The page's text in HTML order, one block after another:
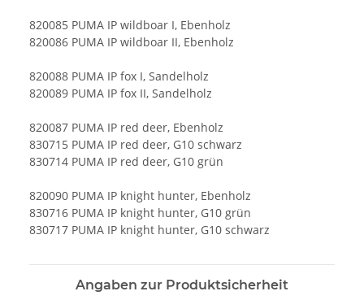
820085 PUMA IP wildboar I, Ebenholz
820086 PUMA IP wildboar II, Ebenholz
820088 PUMA IP fox I, Sandelholz
820089 PUMA IP fox II, Sandelholz
820087 PUMA IP red deer, Ebenholz
830715 PUMA IP red deer, G10 schwarz
830714 PUMA IP red deer, G10 grün
820090 PUMA IP knight hunter, Ebenholz
830716 PUMA IP knight hunter, G10 grün
830717 PUMA IP knight hunter, G10 schwarz
Angaben zur Produktsicherheit